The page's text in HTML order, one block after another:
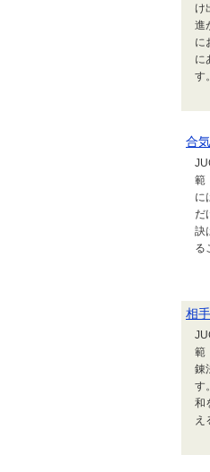
け
進
に
に
す
合
範
に
だ
訣
る
相
範
錬
す
和
え